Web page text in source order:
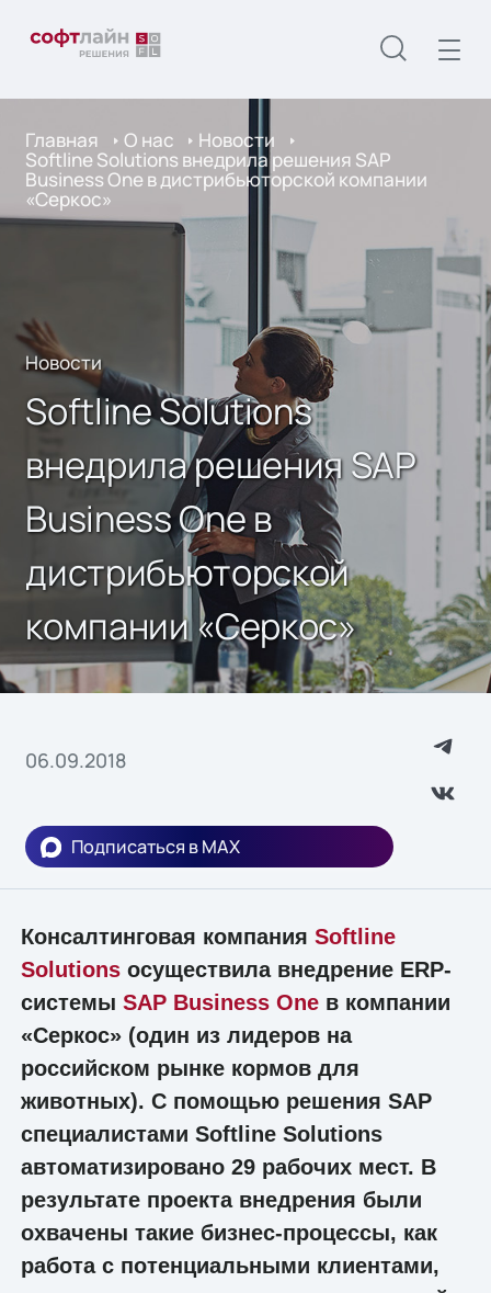
Главная О нас Новости
Softline Solutions внедрила решения SAP
Business One в дистрибьюторской компании
«Серкос»
Новости
Softline Solutions
внедрила решения SAP
Business One в
дистрибьюторской
компании «Серкос»
06.09.2018
Подписаться в MAX
Консалтинговая компания Softline
Solutionsосуществила внедрение ERP-
системы SAP Business Oneв компании
«Серкос» (один из лидеров на
российском рынке кормов для
животных). С помощью решения SAP
специалистами Softline Solutions
автоматизировано 29 рабочих мест. В
результате проекта внедрения были
охвачены такие бизнес-процессы, как
работа с потенциальными клиентами,